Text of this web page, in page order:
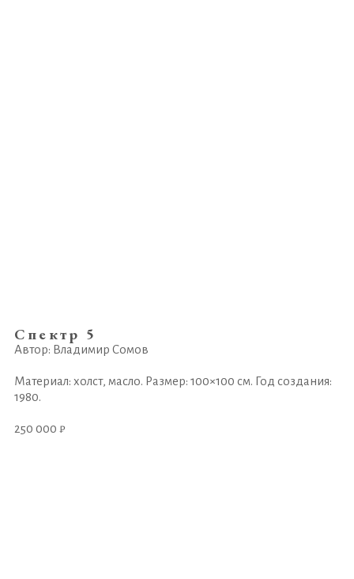
Спектр 5
Автор: Владимир Сомов
Материал: холст, масло. Размер: 100×100 см. Год создания:
1980.
250 000 ₽